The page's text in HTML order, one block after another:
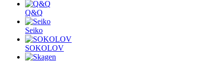
Q&Q
Seiko
SOKOLOV